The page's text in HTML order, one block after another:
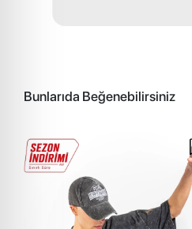
Bunlarıda Beğenebilirsiniz